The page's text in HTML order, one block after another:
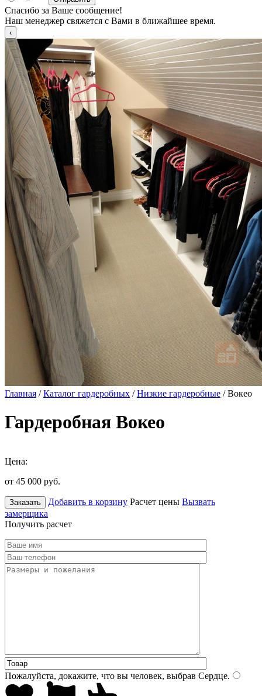
Спасибо за Ваше сообщение!
Наш менеджер свяжется с Вами в ближайшее время.
Главная /Каталог гардеробных /Низкие гардеробные / Вокео
Гардеробная Вокео
Цена:
от 45 000 руб.
Заказать Добавить в корзину Расчет цены Вызвать
замерщика
Получить расчет
Пожалуйста, докажите, что вы человек, выбрав Сердце.